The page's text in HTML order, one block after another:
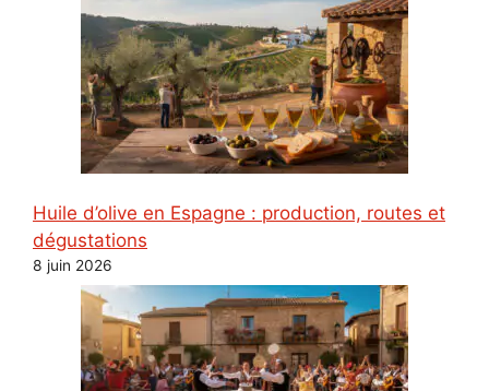
Huile d’olive en Espagne : production, routes et
dégustations
8 juin 2026